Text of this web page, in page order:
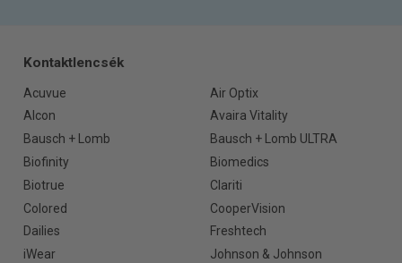
Kontaktlencsék
Acuvue
Air Optix
Alcon
Avaira Vitality
Bausch + Lomb
Bausch + Lomb ULTRA
Biofinity
Biomedics
Biotrue
Clariti
Colored
CooperVision
Dailies
Freshtech
iWear
Johnson & Johnson